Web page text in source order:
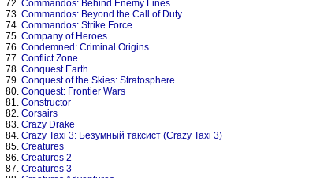
72. Commandos: Behind Enemy Lines
73. Commandos: Beyond the Call of Duty
74. Commandos: Strike Force
75. Company of Heroes
76. Condemned: Criminal Origins
77. Conflict Zone
78. Conquest Earth
79. Conquest of the Skies: Stratosphere
80. Conquest: Frontier Wars
81. Constructor
82. Corsairs
83. Crazy Drake
84. Crazy Taxi 3: Безумный таксист (Crazy Taxi 3)
85. Creatures
86. Creatures 2
87. Creatures 3